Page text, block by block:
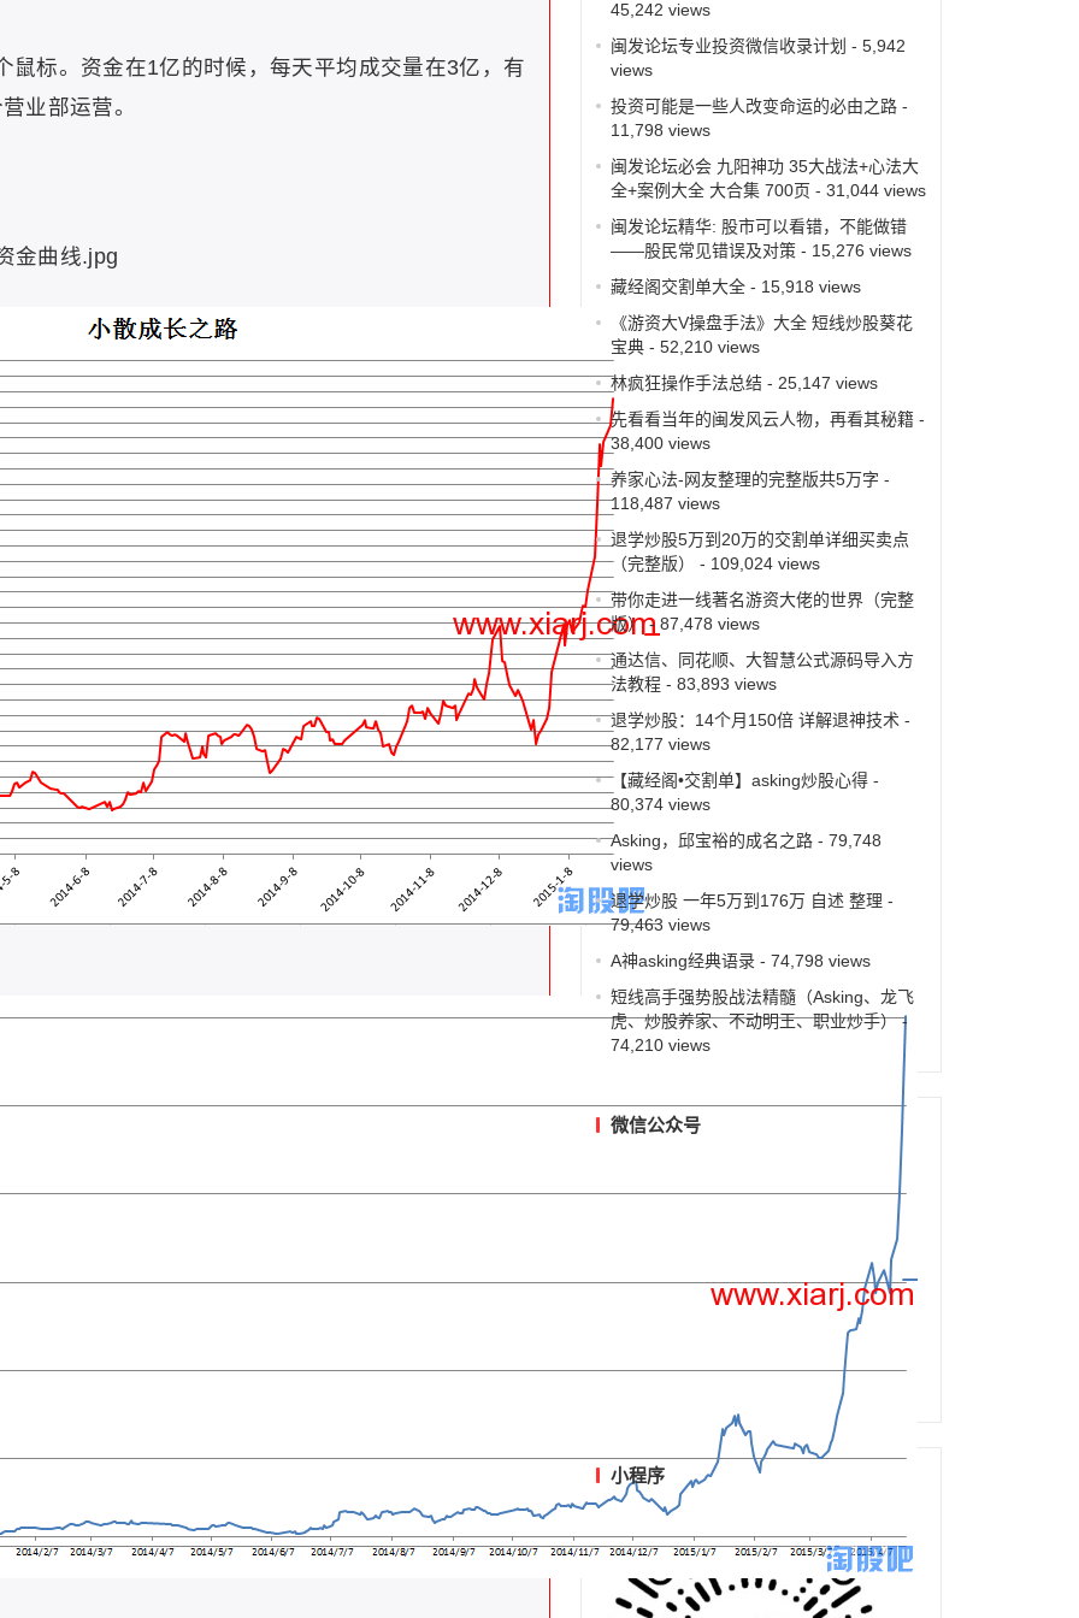
标。资金在1亿的时候，每天平均成交量在3亿，有
业部运营。
金曲线.jpg
45,242 views
闽发论坛专业投资微信收录计划 - 5,942
views
投资可能是一些人改变命运的必由之路-
11,798 views
闽发论坛必会 九阳神功 35大战法+心法大
全+案例大全 大合集 700页 - 31,044 views
闽发论坛精华: 股市可以看错，不能做错
——股民常见错误及对策- 15,276 views
藏经阁交割单大全- 15,918 views
《游资大V操盘手法》大全 短线炒股葵花
宝典- 52,210 views
林疯狂操作手法总结- 25,147 views
先看看当年的闽发风云人物，再看其秘籍-
38,400 views
养家心法-网友整理的完整版共5万字 -
118,487 views
退学炒股5万到20万的交割单详细买卖点
（完整版）
- 109,024 views
带你走进一线著名游资大佬的世界（完整
版）- 87,478 views
通达信、同花顺、大智慧公式源码导入方
法教程- 83,893 views
退学炒股：14个月150倍 详解退神技术 -
82,177 views
【藏经阁•交割单】asking炒股心得-
80,374 views
Asking，邱宝裕的成名之路- 79,748
views
退学炒股 一年5万到176万 自述 整理 -
79,463 views
A神asking经典语录- 74,798 views
短线高手强势股战法精髓（Asking、龙飞
虎、炒股养家、不动明王、职业炒手）-
74,210 views
微信公众号
小程序